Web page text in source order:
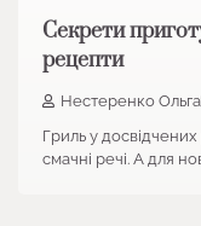
Секрети
рецепти
Нестеренко Ольга
Гриль у
смачні речі. А для